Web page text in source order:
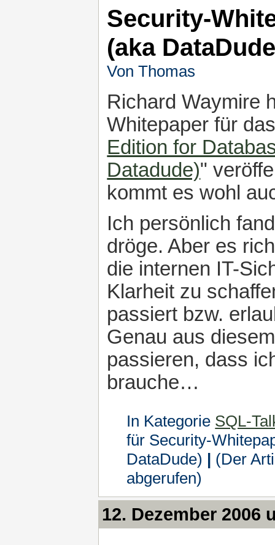
Security-
(aka
Von Thomas
Richard Waymire
Whitepaper für
Edition for
Datadude)"
kommt es wohl
Ich persönlich
dröge. Aber es
die internen IT-
Klarheit zu
passiert bzw.
Genau aus
passieren, dass
brauche…
In Kategorie SQL-
für Security-
DataDude) | (Der
abgerufen)
12. Dezember 2006